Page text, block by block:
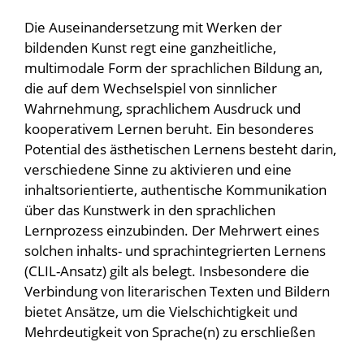
Die Auseinandersetzung mit Werken der
bildenden Kunst regt eine ganzheitliche,
multimodale Form der sprachlichen Bildung an,
die auf dem Wechselspiel von sinnlicher
Wahrnehmung, sprachlichem Ausdruck und
kooperativem Lernen beruht. Ein besonderes
Potential des ästhetischen Lernens besteht darin,
verschiedene Sinne zu aktivieren und eine
inhaltsorientierte, authentische Kommunikation
über das Kunstwerk in den sprachlichen
Lernprozess einzubinden. Der Mehrwert eines
solchen inhalts- und sprachintegrierten Lernens
(CLIL-Ansatz) gilt als belegt. Insbesondere die
Verbindung von literarischen Texten und Bildern
bietet Ansätze, um die Vielschichtigkeit und
Mehrdeutigkeit von Sprache(n) zu erschließen